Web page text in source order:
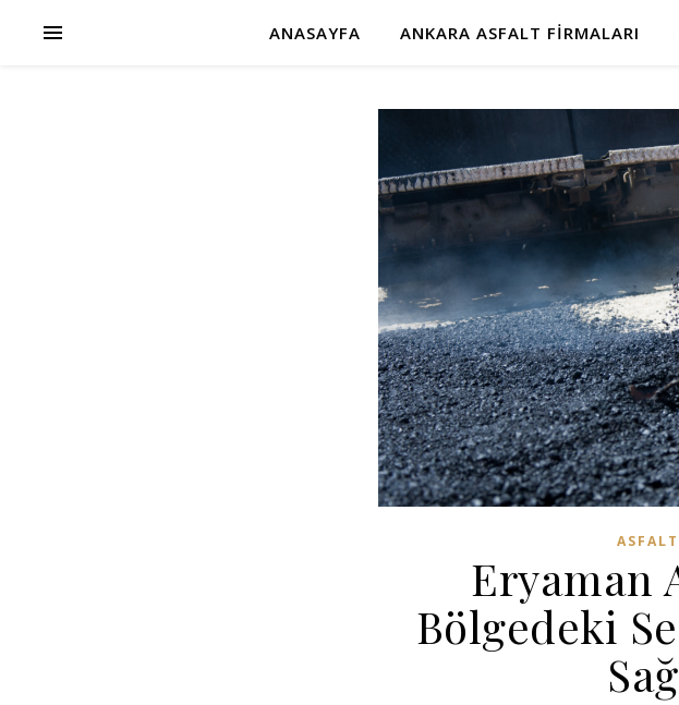
ANASAYFA ANKARA ASFALT FIRMALARI
Eryaman
Bölgedeki